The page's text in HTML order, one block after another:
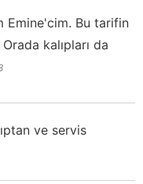
Emine'cim. Bu tarifin
kalıpları da
ve servis